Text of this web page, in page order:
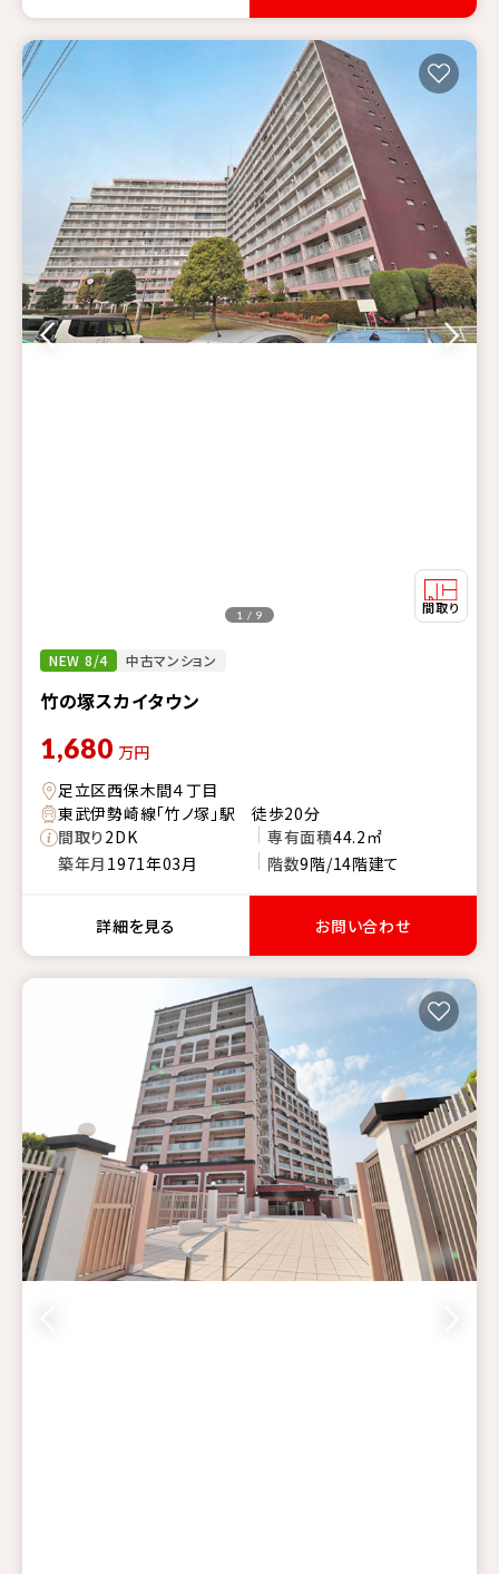
NEW 8/4 中古マンション
竹の塚スカイタウン
1 / 9
1,680 万円
足立区西保木間４丁目
東武伊勢崎線「竹ノ塚」駅 徒歩20分
間取り2DK 専有面積44.2㎡
築年月 1971年03月 階数9階/14階建て
詳細を見る お問い合わせ